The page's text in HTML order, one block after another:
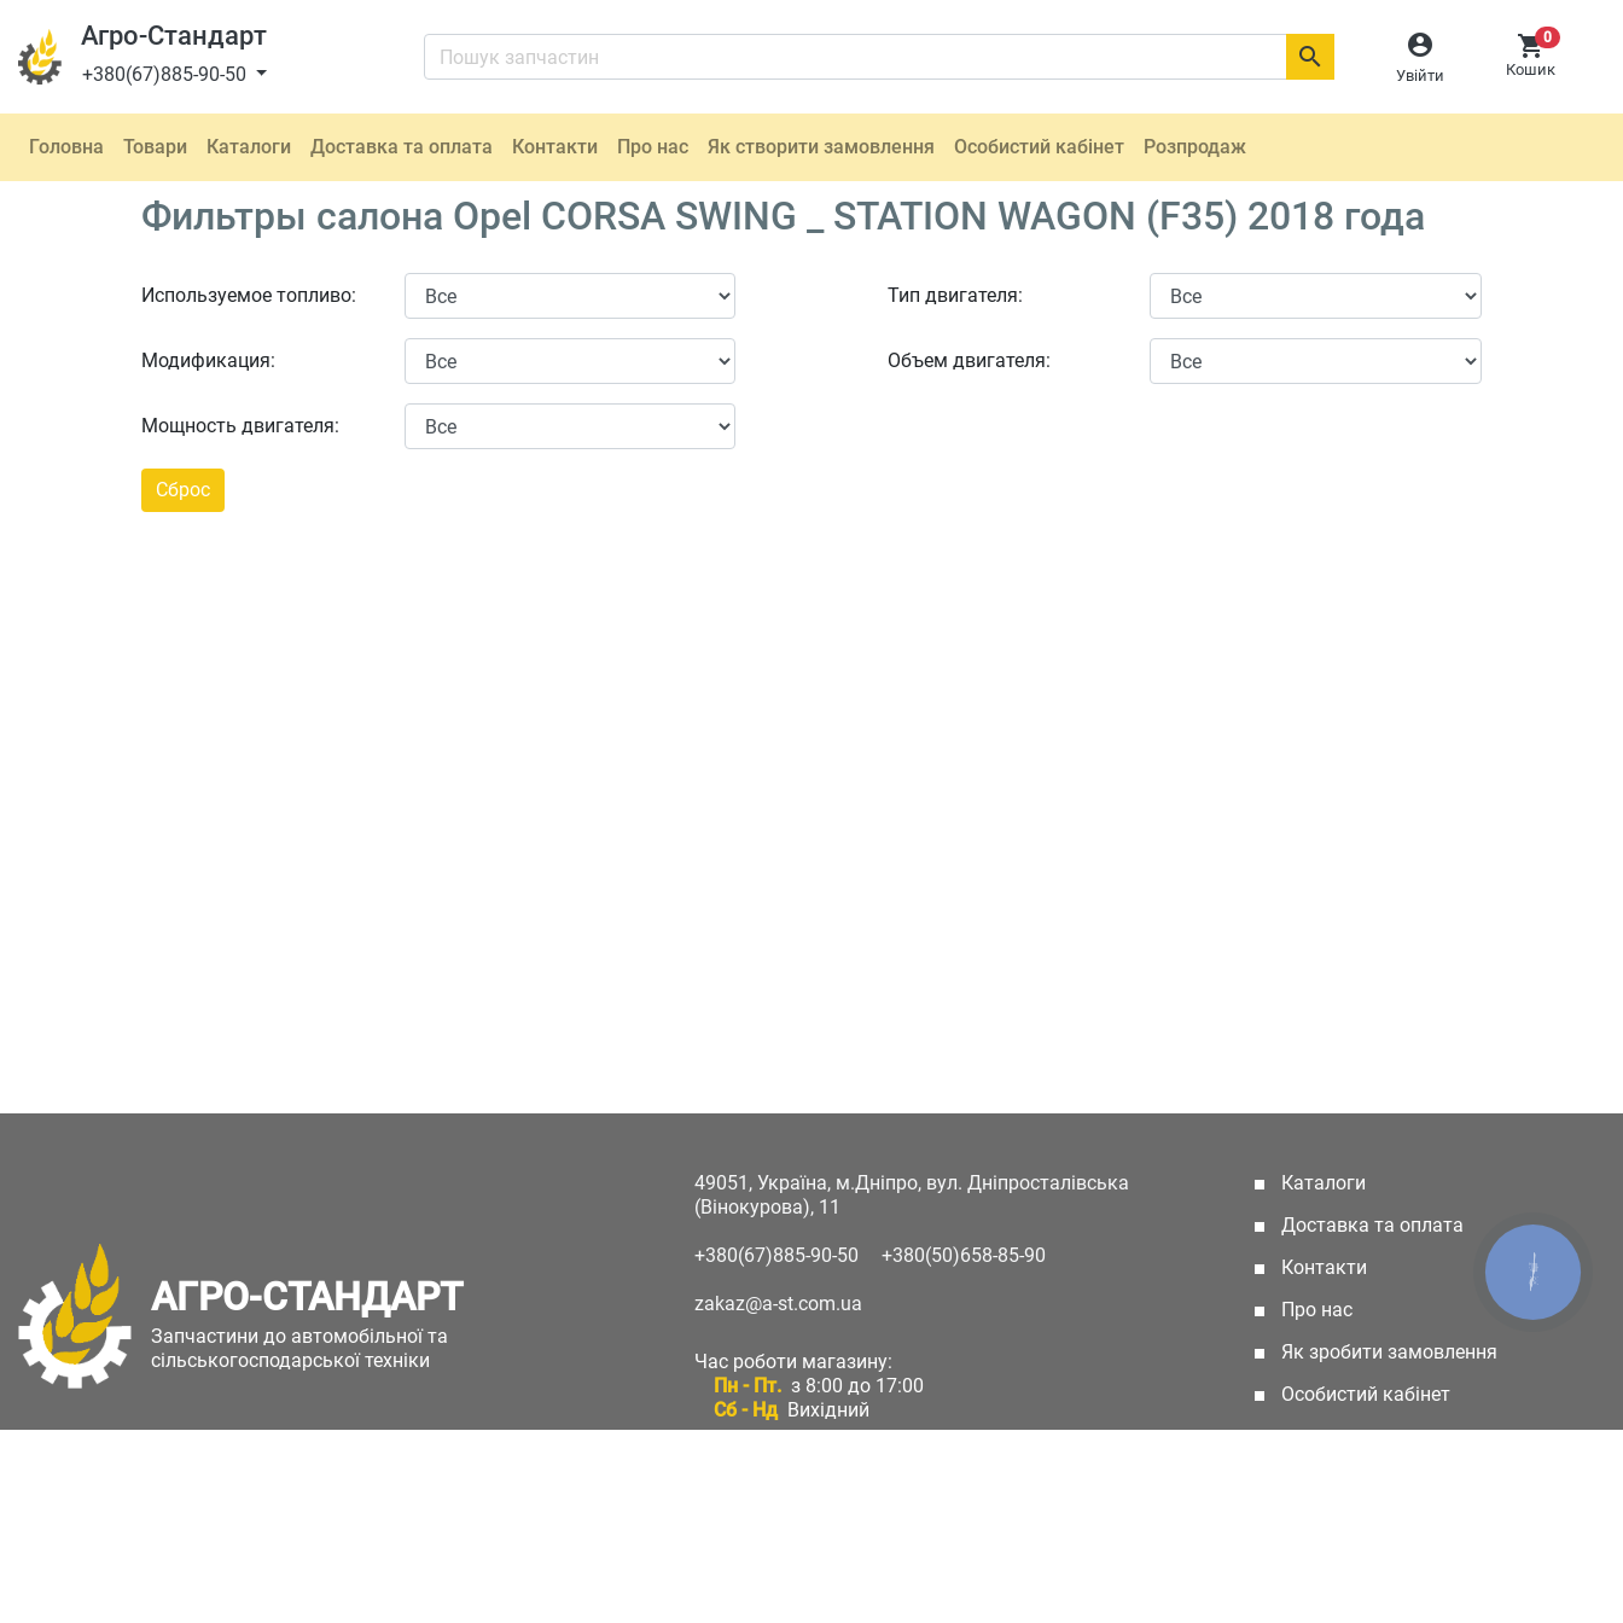
Агро-Стандарт
+380(67)885-90-50

Увійти
0
Кошик

Головна Товари Каталоги Доставка та оплата Контакти Про нас Як створити замовлення Особистий кабінет Розпродаж
Фильтры салона Opel CORSA SWING _ STATION WAGON (F35) 2018 года
Используемое топливо:
Модификация:
Мощность двигателя:
Тип двигателя:
Объем двигателя:
АГРО-СТАНДАРТ
Запчастини до автомобільної та
сільськогосподарської техніки
49051, Україна, м.Дніпро, вул. Дніпросталівська
(Вінокурова), 11
+380(67)885-90-50 +380(50)658-85-90
zakaz@a-st.com.ua
Час роботи магазину:
Пн - Пт. з 8:00 до 17:00
Сб - Нд Вихідний
Каталоги
Доставка та оплата
Контакти
Про нас
Як зробити замовлення
Особистий кабінет
КНОПКА
ЗВ'ЯЗКУ